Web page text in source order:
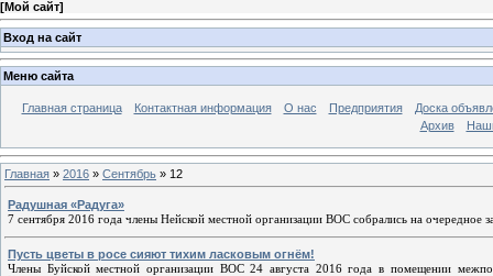
[Мой сайт]
Вход на сайт
Меню сайта
Главная страница Контактная информация О нас Предприятия
Доска
Архив
Главная » 2016 » Сентябрь » 12
Радушная «Радуга»
7 сентября 2016 года члены Нейской местной организации ВОС собрались на очередное
Пусть цветы в росе сияют тихим ласковым огнём!
Члены Буйской местной организации ВОС 24 августа 2016 года в помещении